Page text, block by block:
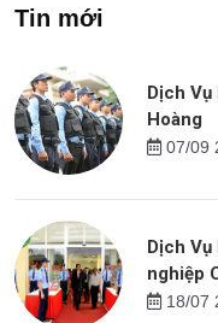
Tin mới
Dịch Vụ
Hoàng
07/09
Dịch Vụ
nghiệp
18/07